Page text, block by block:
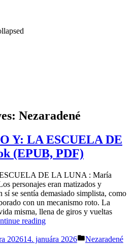
Nezaradené
Y: LA ESCUELA DE
(EPUB, PDF)
DE LA LUNA : María
personajes eran matizados y
sí se sentía demasiado simplista, como
con un mecanismo roto. La
misma, llena de giros y vueltas
reading„EL
Y:
202614. januára 2026
Posted
Nezaradené